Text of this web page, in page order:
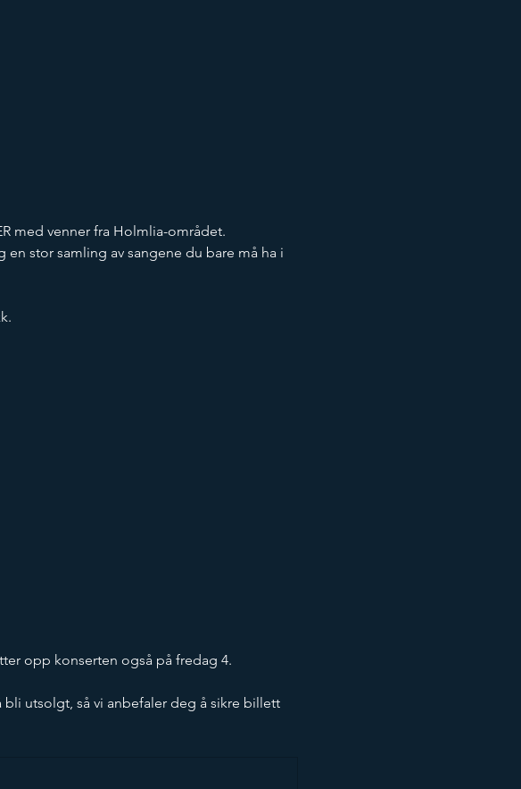
med venner fra Holmlia-området.
stor samling av sangene du bare må ha i
opp konserten også på fredag 4.
utsolgt, så vi anbefaler deg å sikre billett